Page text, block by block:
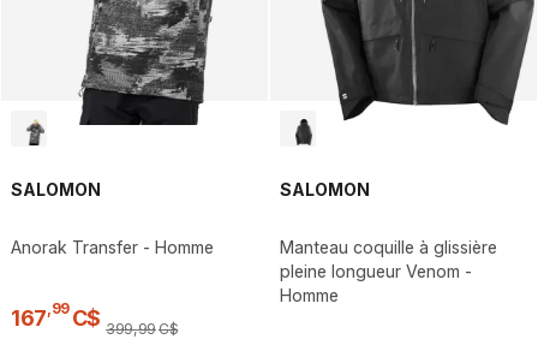
SALOMON
Anorak Transfer - Homme
167 99 C$ 399,99C$
SALOMON
Manteau coquille à glissière
pleine longueur Venom -
Homme